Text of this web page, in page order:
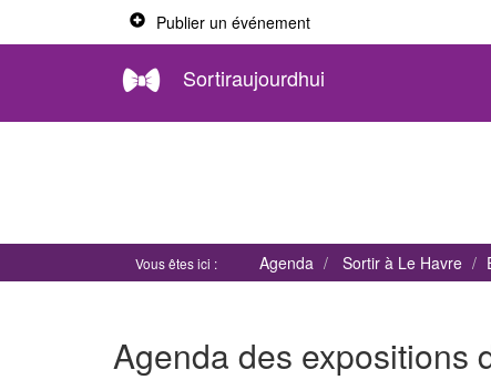
Publier un événement
Sortiraujourdhui
Vous êtes ici : Agenda Sortir à Le Havre
Agenda des expositions